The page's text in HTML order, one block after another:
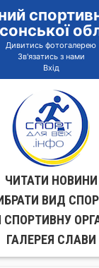
Дивитись фотогалерею
Зв'язатись з нами
Вхід
ЧИТАТИ НОВИНИ
ВИД
СПОРТИВНУ
ГАЛЕРЕЯ СЛАВИ